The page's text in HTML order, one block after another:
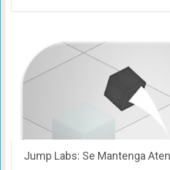
Jump Labs: Se Mantenga